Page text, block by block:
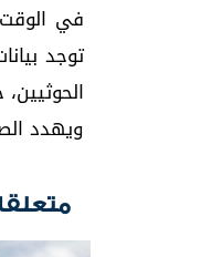
في
توجد
ويهدد